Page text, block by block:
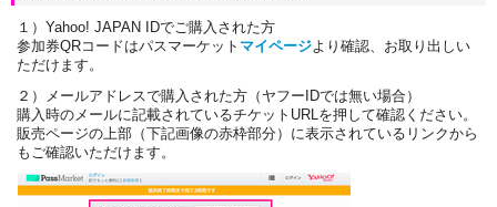
１）Yahoo! JAPAN IDでご購入された方
参加券QRコードはパスマーケット マイページより確認、お取り出しい
ただけます。
２）メールアドレスで購入された方（ヤフーIDでは無い場合）
購入時のメールに記載されているチケットURLを押して確認ください。
販売ページの上部（下記画像の赤枠部分）に表示されているリンクから
もご確認いただけます。